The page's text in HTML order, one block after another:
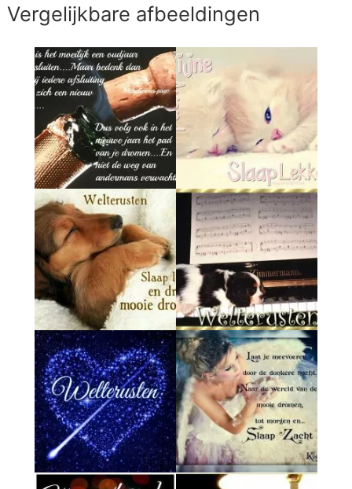
Vergelijkbare afbeeldingen